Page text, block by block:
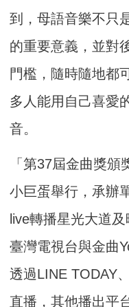
到，母語音樂不只
的重要意義，並對
門檻，隨時隨地都
多人能用自己喜愛
音。
「第37屆金曲獎
小巨蛋舉行，承辦
live轉播星光大道
臺灣電視台與金曲
透過LINE TODAY
直播，其他播出平